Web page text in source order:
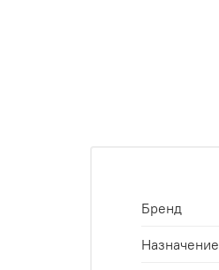
Бренд
Назначение